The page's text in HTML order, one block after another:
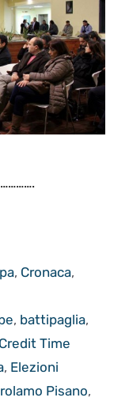
, Cronaca,
, battipaglia,
Credit Time
, Elezioni
Pisano,